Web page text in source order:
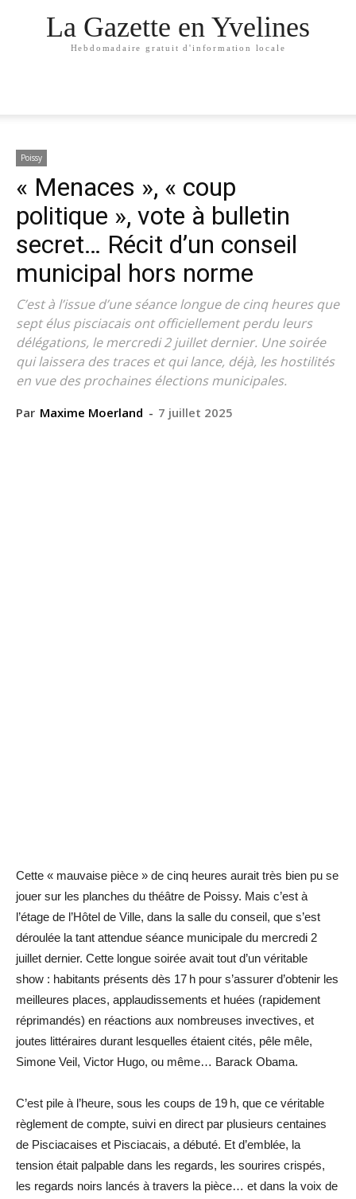
La Gazette en Yvelines
Hebdomadaire gratuit d'information locale
Poissy
« Menaces », « coup
politique », vote à bulletin
secret… Récit d’un conseil
municipal hors norme
C’est à l’issue d’une séance longue de cinq heures que
sept élus pisciacais ont officiellement perdu leurs
délégations, le mercredi 2 juillet dernier. Une soirée
qui laissera des traces et qui lance, déjà, les hostilités
en vue des prochaines élections municipales.
Par Maxime Moerland - 7 juillet 2025
Cette « mauvaise pièce » de cinq heures aurait très bien pu se
jouer sur les planches du théâtre de Poissy. Mais c’est à
l’étage de l’Hôtel de Ville, dans la salle du conseil, que s’est
déroulée la tant attendue séance municipale du mercredi 2
juillet dernier. Cette longue soirée avait tout d’un véritable
show : habitants présents dès 17 h pour s’assurer d’obtenir les
meilleures places, applaudissements et huées (rapidement
réprimandés) en réactions aux nombreuses invectives, et
joutes littéraires durant lesquelles étaient cités, pêle mêle,
Simone Veil, Victor Hugo, ou même… Barack Obama.
C’est pile à l’heure, sous les coups de 19 h, que ce véritable
règlement de compte, suivi en direct par plusieurs centaines
de Pisciacaises et Pisciacais, a débuté. Et d’emblée, la
tension était palpable dans les regards, les sourires crispés,
les regards noirs lancés à travers la pièce… et dans la voix de